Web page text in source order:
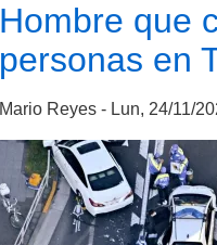
de
300
y
tras
incendio
en
escuela
Hombre que
personas en
Mario Reyes Lun, 24/11/